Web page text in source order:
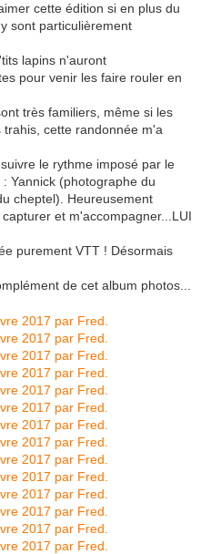
cette édition si en plus du
sont particulièrement
lapins n'auront
pour venir les faire rouler en
très familiers, même si les
cette randonnée m'a
le rythme imposé par le
Yannick (photographe du
cheptel). Heureusement
et m'accompagner...LUI
purement VTT ! Désormais
de cet album photos...